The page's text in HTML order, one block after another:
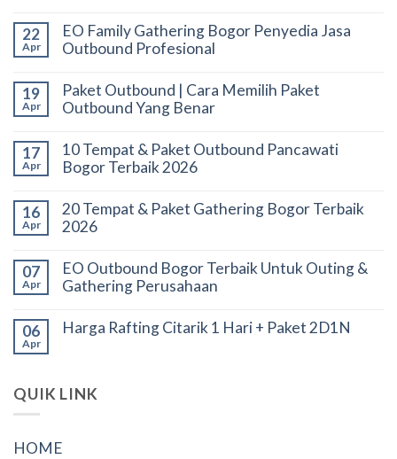
22
Apr
EO Family Gathering Bogor Penyedia Jasa
Outbound Profesional
19
Apr
Paket Outbound | Cara Memilih Paket
Outbound Yang Benar
17
Apr
10 Tempat & Paket Outbound Pancawati
Bogor Terbaik 2026
16
Apr
20 Tempat & Paket Gathering Bogor Terbaik
2026
07
Apr
EO Outbound Bogor Terbaik Untuk Outing &
Gathering Perusahaan
06
Apr
Harga Rafting Citarik 1 Hari + Paket 2D1N
QUIK LINK
HOME